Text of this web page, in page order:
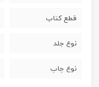
قطع کتاب
نوع جلد
نوع چاپ